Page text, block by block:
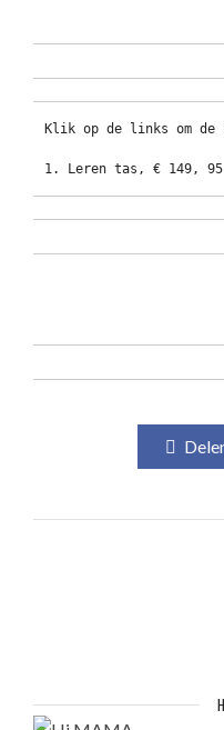
Klik op de links om
1. Leren tas, € 149, 95